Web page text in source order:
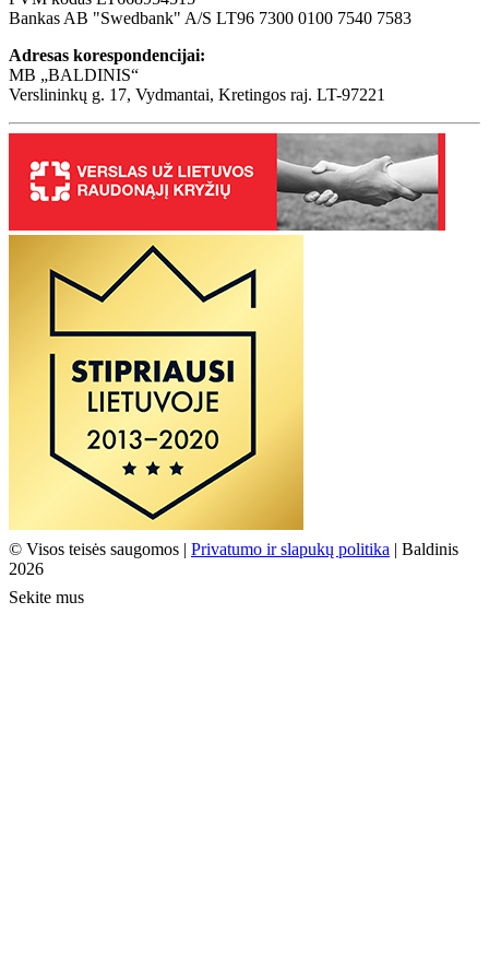
Bankas AB "Swedbank" A/S LT96 7300 0100 7540 7583
Adresas korespondencijai:
MB „BALDINIS“
Verslininkų g. 17, Vydmantai, Kretingos raj. LT-97221
© Visos teisės saugomos | Privatumo ir slapukų politika | Baldinis
2026
Sekite mus